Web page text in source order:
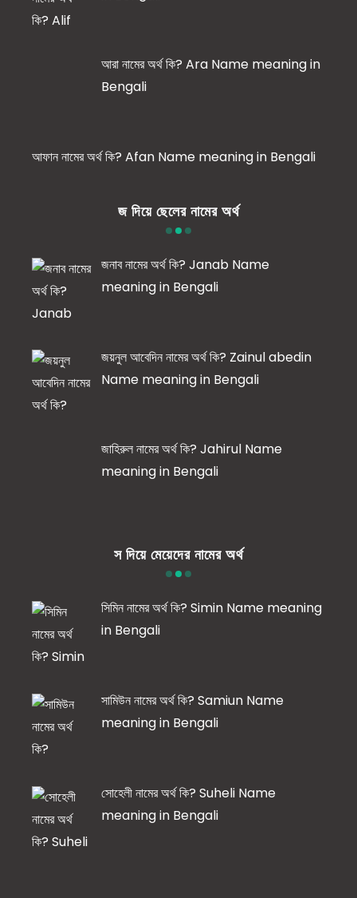
আরা নামের অর্থ কি? Ara Name meaning in
Bengali
আফান নামের অর্থ কি? Afan Name meaning in Bengali
জ দিয়ে ছেলের নামের অর্থ
জনাব নামের অর্থ কি? Janab Name
meaning in Bengali
জয়নুল আবেদিন নামের অর্থ কি? Zainul abedin
Name meaning in Bengali
জাহিরুল নামের অর্থ কি? Jahirul Name
meaning in Bengali
স দিয়ে মেয়েদের নামের অর্থ
সিমিন নামের অর্থ কি? Simin Name meaning
in Bengali
সামিউন নামের অর্থ কি? Samiun Name
meaning in Bengali
সোহেলী নামের অর্থ কি? Suheli Name
meaning in Bengali